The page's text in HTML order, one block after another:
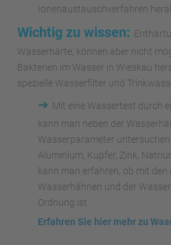
Ionenaustauschverfahren
Wichtig zu wissen:
Wasserhärte, können aber nicht
Bakterien im Wasser in Wieskau
spezielle Wasserfilter und
➜ Mit eine Wassertest durch
kann man neben der
Wasserparameter
Aluminium, Kupfer, Zink,
kann man erfahren, ob mit den
Wasserhähnen und der
Ordnung ist.
Erfahren Sie hier mehr zu